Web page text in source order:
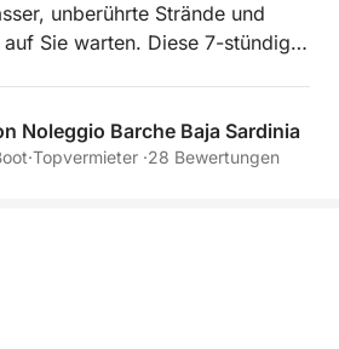
unberührte Strände und
Sie warten. Diese 7-stündige
Bitta (Baja Sardinia) und
Bademomente und
Ideal für Natur- und
Mischung aus Erkundung,
Stück sardisches Paradies –
und Balsam für die Seele.
Noleggio Barche Baja Sardinia
·Topvermieter ·28 Bewertungen